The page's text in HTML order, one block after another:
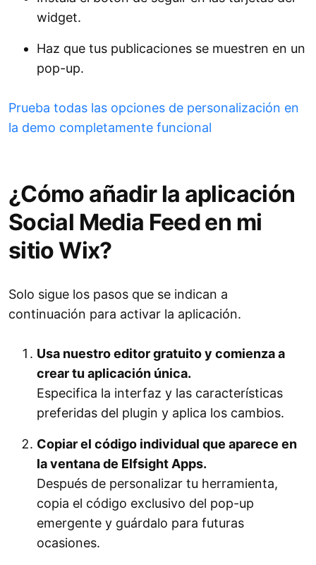
widget.
Haz que tus publicaciones se muestren en un
pop-up.
Prueba todas las opciones de personalización en
la demo completamente funcional
¿Cómo añadir la aplicación
Social Media Feed en mi
sitio Wix?
Solo sigue los pasos que se indican a
continuación para activar la aplicación.
Usa nuestro editor gratuito y comienza a
crear tu aplicación única.
Especifica la interfaz y las características
preferidas del plugin y aplica los cambios.
Copiar el código individual que aparece en
la ventana de Elfsight Apps.
Después de personalizar tu herramienta,
copia el código exclusivo del pop-up
emergente y guárdalo para futuras
ocasiones.